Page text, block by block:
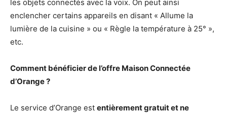
les objets connectés avec la voix. On peut ainsi
enclencher certains appareils en disant « Allume la
lumière de la cuisine » ou « Règle la température à 25° »,
etc.
Comment bénéficier de l’offre Maison Connectée
d’Orange ?
Le service d’Orange est entièrement gratuit et ne